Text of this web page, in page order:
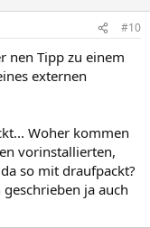
#10
nen Tipp zu einem
externen
Woher kommen
vorinstallierten,
so mit draufpackt?
ja auch